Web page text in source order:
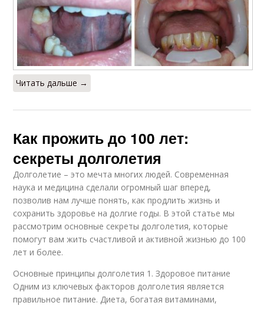
Читать дальше →
Как прожить до 100 лет:
секреты долголетия
Долголетие – это мечта многих людей. Современная
наука и медицина сделали огромный шаг вперед,
позволив нам лучше понять, как продлить жизнь и
сохранить здоровье на долгие годы. В этой статье мы
рассмотрим основные секреты долголетия, которые
помогут вам жить счастливой и активной жизнью до 100
лет и более.
Основные принципы долголетия 1. Здоровое питание
Одним из ключевых факторов долголетия является
правильное питание. Диета, богатая витаминами,